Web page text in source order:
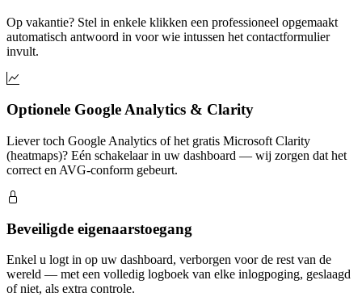
Op vakantie? Stel in enkele klikken een professioneel opgemaakt
automatisch antwoord in voor wie intussen het contactformulier
invult.
Optionele Google Analytics & Clarity
Liever toch Google Analytics of het gratis Microsoft Clarity
(heatmaps)? Eén schakelaar in uw dashboard — wij zorgen dat het
correct en AVG-conform gebeurt.
Beveiligde eigenaarstoegang
Enkel u logt in op uw dashboard, verborgen voor de rest van de
wereld — met een volledig logboek van elke inlogpoging, geslaagd
of niet, als extra controle.